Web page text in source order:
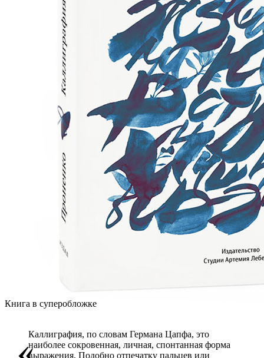
Книга в суперобложке
Каллиграфия, по словам Германа Цапфа, это
наиболее сокровенная, личная, спонтанная форма
выражения. Подобно отпечатку пальцев или